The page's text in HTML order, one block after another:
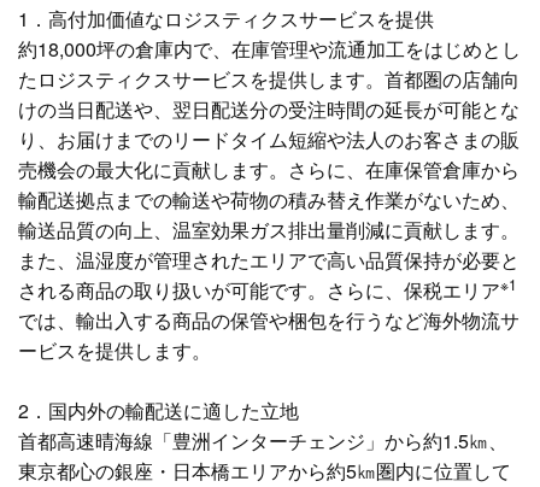
1．高付加価値なロジスティクスサービスを提供
約18,000坪の倉庫内で、在庫管理や流通加工をはじめとし
たロジスティクスサービスを提供します。首都圏の店舗向
けの当日配送や、翌日配送分の受注時間の延長が可能とな
り、お届けまでのリードタイム短縮や法人のお客さまの販
売機会の最大化に貢献します。さらに、在庫保管倉庫から
輸配送拠点までの輸送や荷物の積み替え作業がないため、
輸送品質の向上、温室効果ガス排出量削減に貢献します。
また、温湿度が管理されたエリアで高い品質保持が必要と
される商品の取り扱いが可能です。さらに、保税エリア※1
では、輸出入する商品の保管や梱包を行うなど海外物流サ
ービスを提供します。
2．国内外の輸配送に適した立地
首都高速晴海線「豊洲インターチェンジ」から約1.5㎞、
東京都心の銀座・日本橋エリアから約5㎞圏内に位置して